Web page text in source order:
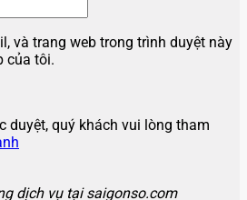
và trang web trong trình duyệt này
của tôi.
duyệt, quý khách vui lòng tham
dịch vụ tại saigonso.com